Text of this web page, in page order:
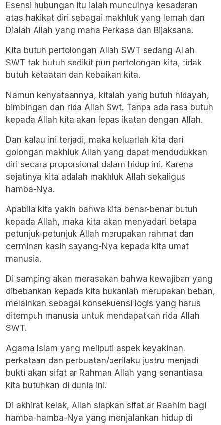
Esensi hubungan itu ialah munculnya kesadaran
atas hakikat diri sebagai makhluk yang lemah dan
Dialah Allah yang maha Perkasa dan Bijaksana.
Kita butuh pertolongan Allah SWT sedang Allah
SWT tak butuh sedikit pun pertolongan kita, tidak
butuh ketaatan dan kebaikan kita.
Namun kenyataannya, kitalah yang butuh hidayah,
bimbingan dan rida Allah Swt. Tanpa ada rasa butuh
kepada Allah kita akan lepas ikatan dengan Allah.
Dan kalau ini terjadi, maka keluarlah kita dari
golongan makhluk Allah yang dapat mendudukkan
diri secara proporsional dalam hidup ini. Karena
sejatinya kita adalah makhluk Allah sekaligus
hamba-Nya.
Apabila kita yakin bahwa kita benar-benar butuh
kepada Allah, maka kita akan menyadari betapa
petunjuk-petunjuk Allah merupakan rahmat dan
cerminan kasih sayang-Nya kepada kita umat
manusia.
Di samping akan merasakan bahwa kewajiban yang
dibebankan kepada kita bukanlah merupakan beban,
melainkan sebagai konsekuensi logis yang harus
ditempuh manusia untuk mendapatkan rida Allah
SWT.
Agama Islam yang meliputi aspek keyakinan,
perkataan dan perbuatan/perilaku justru menjadi
bukti akan sifat ar Rahman Allah yang senantiasa
kita butuhkan di dunia ini.
Di akhirat kelak, Allah siapkan sifat ar Raahim bagi
hamba-hamba-Nya yang menjalankan hidup di